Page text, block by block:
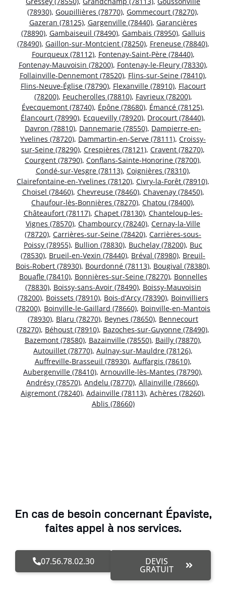
(78930), Goupillières (78770), Gommecourt (78270),
Gazeran (78125), Gargenville (78440), Garancières
(78890), Gambaiseuil (78490), Gambais (78950), Galluis
(78490), Gaillon-sur-Montcient (78250), Freneuse (78840),
Fourqueux (78112), Fontenay-Saint-Père (78440),
Fontenay-Mauvoisin (78200), Fontenay-le-Fleury (78330),
Follainville-Dennemont (78520), Flins-sur-Seine (78410),
Flins-Neuve-Église (78790), Flexanville (78910), Flacourt
(78200), Feucherolles (78810), Favrieux (78200),
Évecquemont (78740), Épône (78680), Émancé (78125),
Élancourt (78990), Ecquevilly (78920), Drocourt (78440),
Davron (78810), Dannemarie (78550), Dampierre-en-
Yvelines (78720), Dammartin-en-Serve (78111), Croissy-
sur-Seine (78290), Crespières (78121), Cravent (78270),
Courgent (78790), Conflans-Sainte-Honorine (78700),
Condé-sur-Vesgre (78113), Coignières (78310),
Clairefontaine-en-Yvelines (78120), Civry-la-Forêt (78910),
Choisel (78460), Chevreuse (78460), Chavenay (78450),
Chaufour-lès-Bonnières (78270), Chatou (78400),
Châteaufort (78117), Chapet (78130), Chanteloup-les-
Vignes (78570), Chambourcy (78240), Cernay-la-Ville
(78720), Carrières-sur-Seine (78420), Carrières-sous-
Poissy (78955), Bullion (78830), Buchelay (78200), Buc
(78530), Brueil-en-Vexin (78440), Bréval (78980), Breuil-
Bois-Robert (78930), Bourdonné (78113), Bougival (78380),
Bouafle (78410), Bonnières-sur-Seine (78270), Bonnelles
(78830), Boissy-sans-Avoir (78490), Boissy-Mauvoisin
(78200), Boissets (78910), Bois-d’Arcy (78390), Boinvilliers
(78200), Boinville-le-Gaillard (78660), Boinville-en-Mantois
(78930), Blaru (78270), Beynes (78650), Bennecourt
(78270), Béhoust (78910), Bazoches-sur-Guyonne (78490),
Bazemont (78580), Bazainville (78550), Bailly (78870),
Autouillet (78770), Aulnay-sur-Mauldre (78126),
Auffreville-Brasseuil (78930), Auffargis (78610),
Aubergenville (78410), Arnouville-lès-Mantes (78790),
Andrésy (78570), Andelu (78770), Allainville (78660),
Aigremont (78240), Adainville (78113), Achères (78260),
Ablis (78660)
En cas de besoin concernant Épaviste,
faites appel à nos services.
07.56.78.02.30 DEVIS
GRATUIT